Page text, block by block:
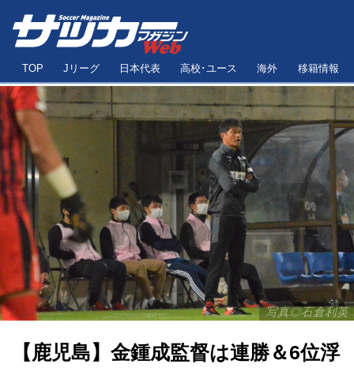
TOP Jリーグ 日本代表 高校･ユース 海外 移籍情報
写真◎石倉利英
【鹿児島】金鍾成監督は連勝＆6位浮